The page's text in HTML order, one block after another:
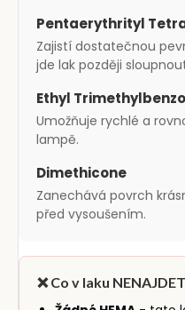
Pentaerythrityl
Zajistí dostatečnou
jde lak později
Ethyl
Umožňuje rychlé a
lampě.
Dimethicone
Zanechává povrch
před vysoušením.
❌ Co v laku